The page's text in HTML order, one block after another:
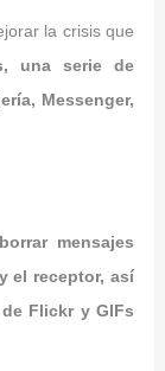
la crisis que
una serie de
Messenger,
mensajes
el receptor, así
Flickr y GIFs